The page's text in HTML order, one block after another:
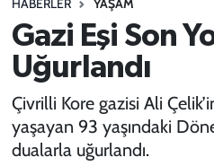
HABERLER YAŞAM
Gazi Eşi Son
Uğurlandı
Çivrilli Kore gazisi Ali
yaşayan 93 yaşındaki
dualarla uğurlandı.
SPOR
TEKNOLOJİ
YAŞAM